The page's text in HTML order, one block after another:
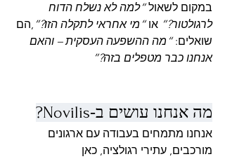
במקום לשאול “למה לא נשלח הדוח
לרגולטור?” או “מי אחראי לתקלה הזו?” ,הם
שואלים: “מה ההשפעה העסקית – והאם
אנחנו כבר מטפלים בזה?”
מה אנחנו עושים ב‑Novilis?
אנחנו מתמחים בעבודה עם ארגונים
מורכבים, עתירי רגולציה, כאן